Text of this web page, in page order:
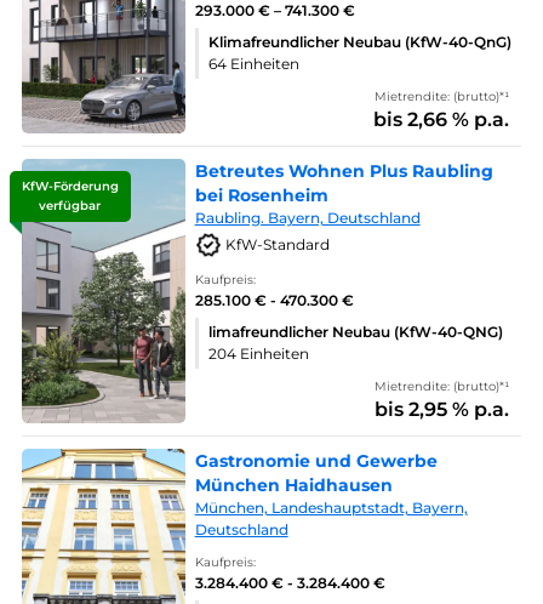
293.000 € – 741.300 €
Klimafreundlicher Neubau (KfW-40-QnG)
64 Einheiten
Mietrendite: (brutto)*¹
bis 2,66 % p.a.
KfW-Förderung
verfügbar
Betreutes Wohnen Plus Raubling
bei Rosenheim
Raubling. Bayern, Deutschland
KfW-Standard
Kaufpreis:
285.100 € - 470.300 €
limafreundlicher Neubau (KfW-40-QNG)
204 Einheiten
Mietrendite: (brutto)*¹
bis 2,95 % p.a.
Gastronomie und Gewerbe
München Haidhausen
München, Landeshauptstadt, Bayern,
Deutschland
Kaufpreis:
3.284.400 € - 3.284.400 €